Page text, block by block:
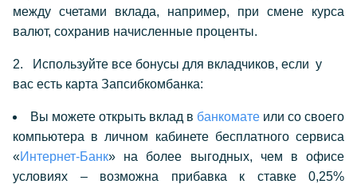
между счетами вклада, например, при смене курса
валют, сохранив начисленные проценты.
2.
Используйте все бонусы для вкладчиков, если у
вас есть карта Запсибкомбанка:
Вы можете открыть вклад в банкомате или со своего
компьютера в личном кабинете бесплатного сервиса
«Интернет-Банк» на более выгодных, чем в офисе
условиях – возможна прибавка к ставке 0,25%